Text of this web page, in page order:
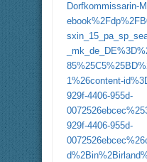
Dorfkommissarin-
1%26content-
929f-4406-955d-
929f-4406-955d-